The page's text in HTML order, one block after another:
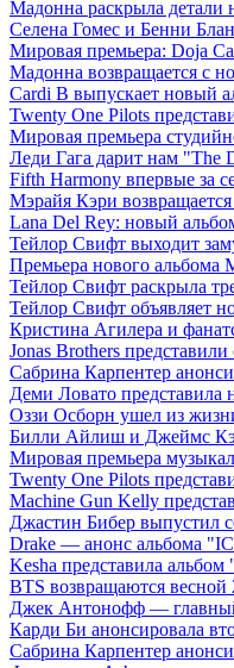
Мадонна раскрыла детали
Селена Гомес и Бенни
Мировая премьера: Doja
Мадонна возвращается с
Cardi B выпускает новый
Twenty One Pilots
Мировая премьера
Леди Гага дарит нам "The
Fifth Harmony впервые за
Мэрайя Кэри
Lana Del Rey: новый
Тейлор Свифт выходит
Премьера нового
Тейлор Свифт раскрыла
Тейлор Свифт объявляет
Кристина Агилера и
Jonas Brothers
Сабрина Карпентер
Деми Ловато
Оззи Осборн ушел из
Билли Айлиш и Джеймс
Мировая премьера
Twenty One Pilots
Machine Gun Kelly
Джастин Бибер выпустил
Drake — анонс альбома
Kesha представила альбом
BTS возвращаются
Джек Антонофф —
Карди Би анонсировала
Сабрина Карпентер